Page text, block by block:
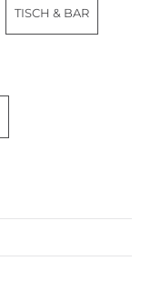
TISCH & BAR